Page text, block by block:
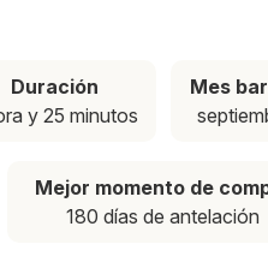
Duración
y 25 minutos
Mes
Mejor momento de
180 días de antelación